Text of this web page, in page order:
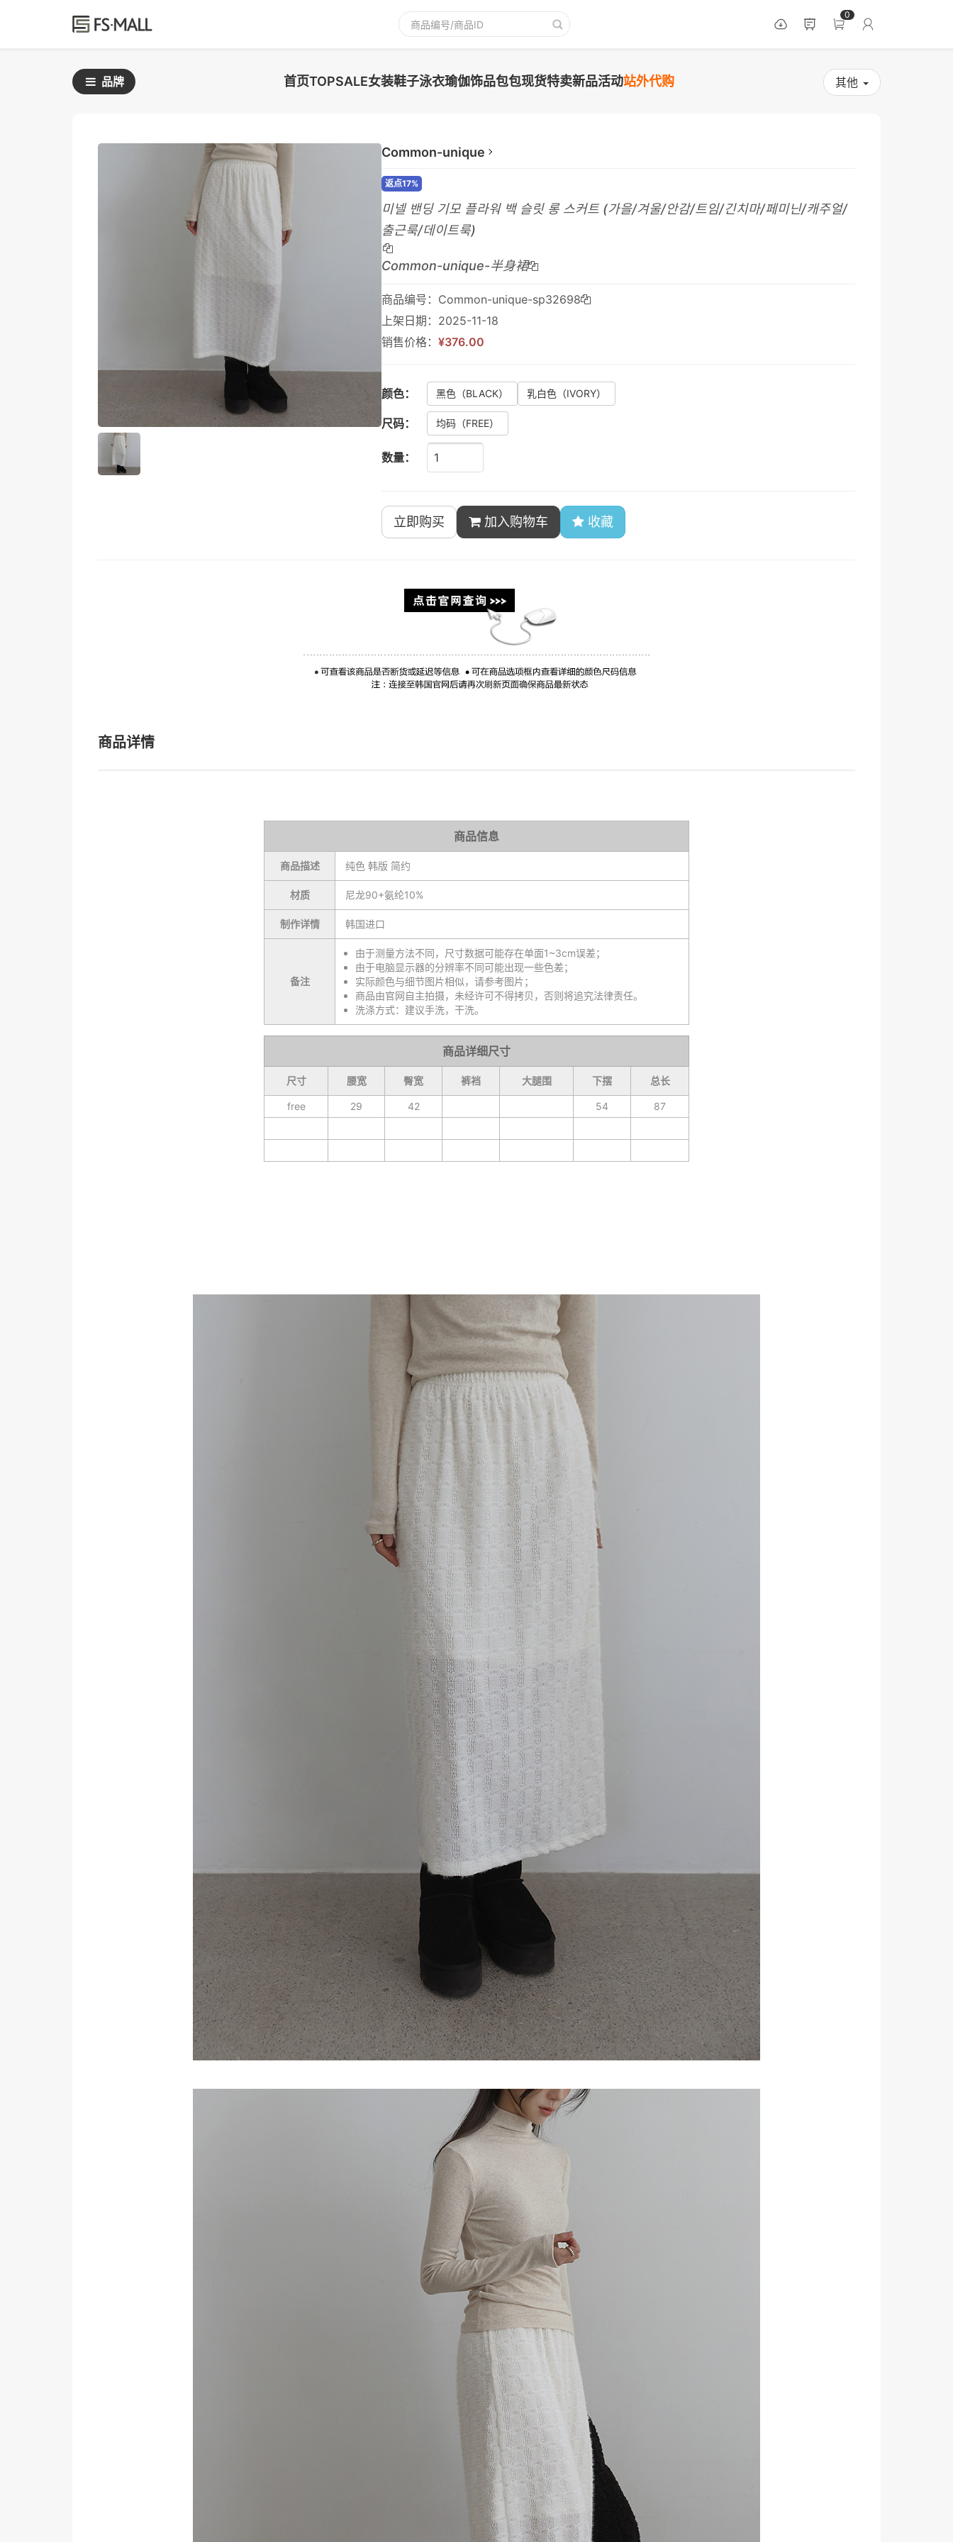
0
品牌 首页TOPSALE女装鞋子泳衣瑜伽饰品包包现货特卖新品活动站外代购 其他
Common-unique
返点17%
미넬 밴딩 기모 플라워 백 슬릿 롱 스커트 (가을/겨울/안감/트임/긴치마/페미닌/캐주얼/
출근룩/데이트룩)
Common-unique-半身裙
商品编号：Common-unique-sp32698
上架日期：2025-11-18
销售价格： ¥376.00
颜色： 黑色 （BLACK） 乳白色 （IVORY）
尺码： 均码 （FREE）
数量：
立即购买 加入购物车 收藏
商品详情
商品信息
商品描述 纯色 韩版 简约
材质 尼龙90+氨纶10%
制作详情 韩国进口
备注
由于测量方法不同，尺寸数据可能存在单面1~3cm误差；
由于电脑显示器的分辨率不同可能出现一些色差；
实际颜色与细节图片相似，请参考图片；
商品由官网自主拍摄，未经许可不得拷贝，否则将追究法律责任。
洗涤方式：建议手洗，干洗。
商品详细尺寸
尺寸 腰宽 臀宽 裤裆 大腿围 下摆 总长
free 29 42 54 87